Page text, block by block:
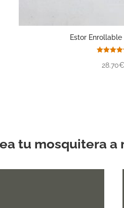
Estor
con
5.00
28.70€
tu mosquitera a